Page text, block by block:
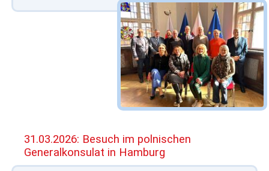
31.03.2026: Besuch im polnischen
Generalkonsulat in Hamburg